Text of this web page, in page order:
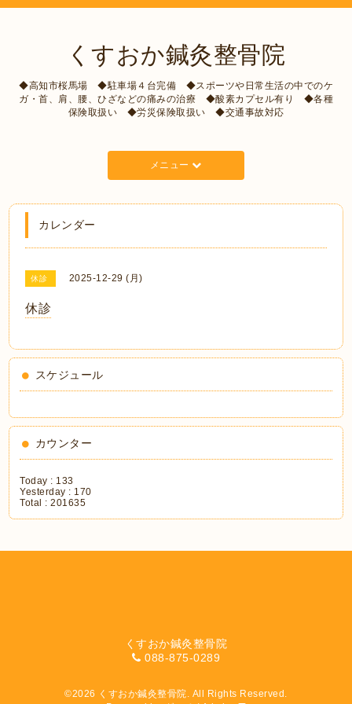
くすおか鍼灸整骨院
◆高知市桜馬場 ◆駐車場４台完備 ◆スポーツや日常生活の中でのケ
ガ・首、肩、腰、ひざなどの痛みの治療 ◆酸素カプセル有り ◆各種
保険取扱い ◆労災保険取扱い ◆交通事故対応
メニュー
カレンダー
休診 2025-12-29 (月)
休診
スケジュール
カウンター
Today : 133
Yesterday : 170
Total :201635
くすおか鍼灸整骨院
088-875-0289
©2026 くすおか鍼灸整骨院. All Rights Reserved.